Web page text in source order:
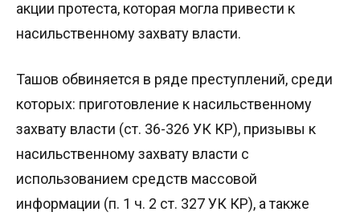
акции протеста, которая могла привести к
насильственному захвату власти.
Ташов обвиняется в ряде преступлений, среди
которых: приготовление к насильственному
захвату власти (ст. 36-326 УК КР), призывы к
насильственному захвату власти с
использованием средств массовой
информации (п. 1 ч. 2 ст. 327 УК КР), а также